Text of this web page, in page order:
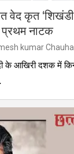
कृत ‘शिखंडी’
प्रथम नाटक
kumar
के आखिरी दशक में